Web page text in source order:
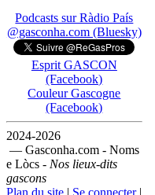
Podcasts sur Ràdio País
@gasconha.com (Bluesky)
Esprit GASCON
(Facebook)
Couleur Gascogne
(Facebook)
2024-2026
— Gasconha.com - Noms
e Lòcs - Nos lieux-dits
gascons
Plan du site | Se connecter|